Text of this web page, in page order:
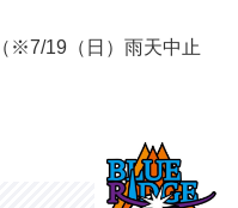
（※7/19（日）雨天中止